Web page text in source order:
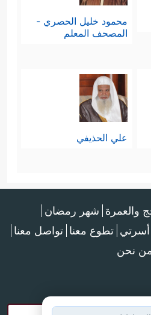
محمود خليل الحصري -
المصحف المعلم
علي الحذيفي
والعمرة شهر رمضان
تطوع معنا تواصل معنا
نحن